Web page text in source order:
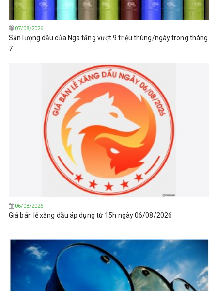
07/08/2026
Sản lượng dầu của Nga tăng vượt 9 triệu thùng/ngày trong tháng
7
06/08/2026
Giá bán lẻ xăng dầu áp dụng từ 15h ngày 06/08/2026